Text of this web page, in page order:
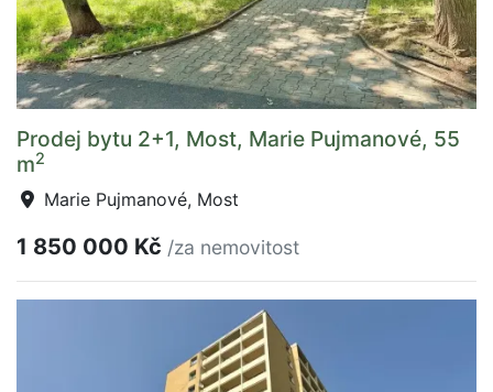
Prodej bytu 2+1, Most, Marie Pujmanové, 55
m2
Marie Pujmanové, Most
1 850 000 Kč /za nemovitost